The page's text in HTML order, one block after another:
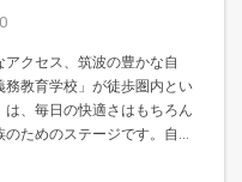
クセス、筑波の豊かな自
教育学校」が徒歩圏内とい
、毎日の快適さはもちろん
ためのステージです。自...